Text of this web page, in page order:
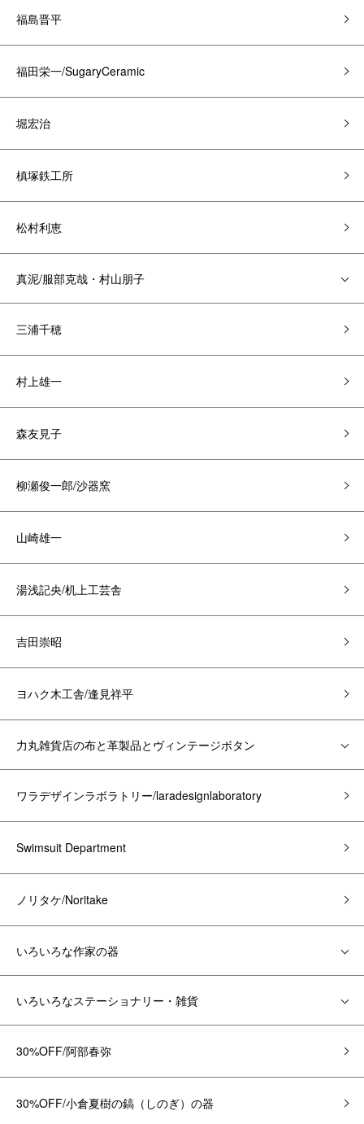
福島晋平
福田栄一/SugaryCeramic
堀宏治
槙塚鉄工所
松村利恵
真泥/服部克哉・村山朋子
三浦千穂
村上雄一
森友見子
柳瀬俊一郎/沙器窯
山崎雄一
湯浅記央/机上工芸舎
吉田崇昭
ヨハク木工舎/逢見祥平
力丸雑貨店の布と革製品とヴィンテージボタン
ワラデザインラボラトリー/laradesignlaboratory
Swimsuit Department
ノリタケ/Noritake
いろいろな作家の器
いろいろなステーショナリー・雑貨
30%OFF/阿部春弥
30%OFF/小倉夏樹の鎬（しのぎ）の器